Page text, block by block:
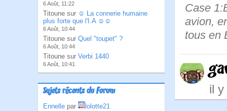
6 Août, 11:22
Titoune sur ☺ La connerie humaine
plus forte que l'I.A ☺☺
6 Août, 10:44
Titoune sur Quel "toupet" ?
6 Août, 10:44
Titoune sur Verbi 1440
6 Août, 10:41
Sujets récents du Forum
Ennelle par
lolotte21
Case
avion,
tous en
il